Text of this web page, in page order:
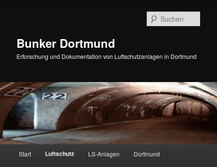
Bunker Dortmund
Erforschung und Dokumentation von Luftschutzanlagen in Dortmund
Start Luftschutz LS-Anlagen Dortmund